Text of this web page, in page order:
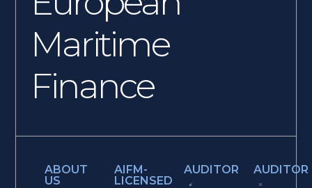
Maritime
Finance
ABOUT
US
AIFM-
LICENSED
AUDITOR AUDITOR